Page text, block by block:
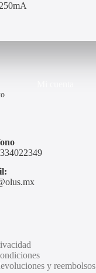
y reembolsos